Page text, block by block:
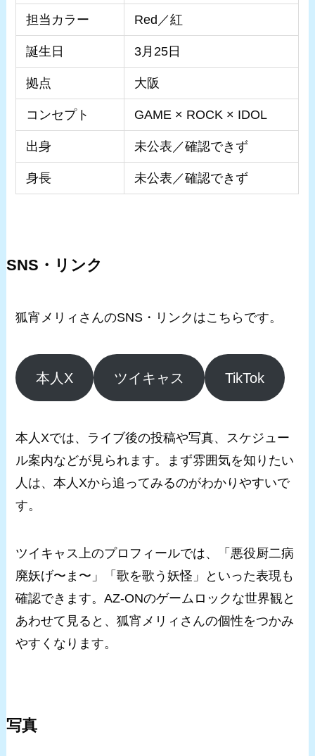
担当カラー Red／紅
誕生日 3月25日
拠点 大阪
コンセプト GAME × ROCK × IDOL
出身 未公表／確認できず
身長 未公表／確認できず
SNS・リンク
狐宵メリィさんのSNS・リンクはこちらです。
本人X ツイキャス TikTok
本人Xでは、ライブ後の投稿や写真、スケジュー
ル案内などが見られます。まず雰囲気を知りたい
人は、本人Xから追ってみるのがわかりやすいで
す。
ツイキャス上のプロフィールでは、「悪役厨二病
廃妖げ〜ま〜」「歌を歌う妖怪」といった表現も
確認できます。AZ-ONのゲームロックな世界観と
あわせて見ると、狐宵メリィさんの個性をつかみ
やすくなります。
写真